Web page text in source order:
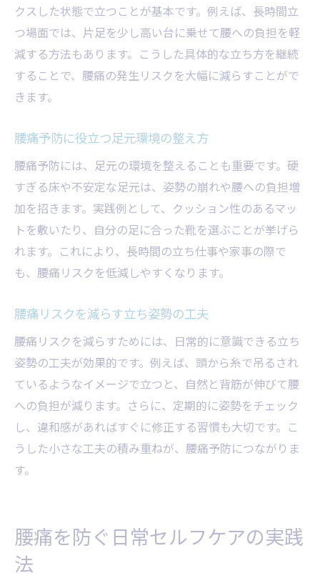
クスした状態で立つことが基本です。例えば、長時間立
つ場面では、片足を少し高い台に乗せて腰への負担を軽
減する方法もあります。こうした具体的な立ち方を継続
することで、腰痛の発生リスクを大幅に減らすことがで
きます。
腰痛予防に役立つ足元環境の整え方
腰痛予防には、足元の環境を整えることも重要です。硬
すぎる床や不安定な足元は、姿勢の崩れや腰への負担増
加を招きます。実践例として、クッション性のあるマッ
トを敷いたり、自分の足に合った靴を選ぶことが挙げら
れます。これにより、長時間の立ち仕事や家事の際で
も、腰痛リスクを低減しやすくなります。
腰痛リスクを減らす立ち姿勢の工夫
腰痛リスクを減らすためには、日常的に意識できる立ち
姿勢の工夫が効果的です。例えば、頭から糸で吊るされ
ているようなイメージで立つと、自然と背筋が伸びて腰
への負担が減ります。さらに、定期的に姿勢をチェック
し、違和感があればすぐに修正する習慣も大切です。こ
うした小さな工夫の積み重ねが、腰痛予防につながりま
す。
腰痛を防ぐ日常セルフケアの実践
法